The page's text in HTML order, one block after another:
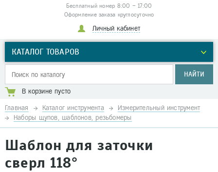
Бесплатный номер 8:00 – 17:00
Оформление заказа круглосуточно
Личный кабинет
КАТАЛОГ ТОВАРОВ
НАЙТИ
В корзине пусто
Главная Каталог инструмента
Измерительный инструмент
Наборы щупов, шаблонов, резьбомеры
Шаблон для заточки
сверл 118°